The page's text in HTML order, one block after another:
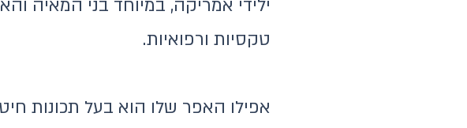
ילידי אמריקה, במיוחד בני המאיה
טקסיות ורפואיות.
אפילו האפר שלו הוא בעל תכונות